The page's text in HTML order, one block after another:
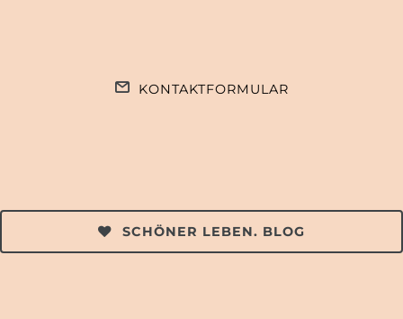
KONTAKTFORMULAR
SCHÖNER LEBEN. BLOG